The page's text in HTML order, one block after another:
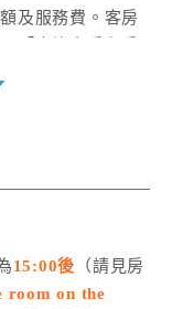
及服務費。客房
算及辦理。
15:00後 （請見房
room on the